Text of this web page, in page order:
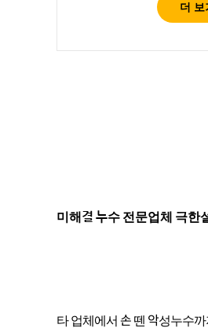
더 보
미해결 누수 전문업체 극한
타 업체에서 손 뗀 악성누수